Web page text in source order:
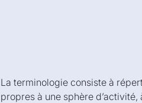
Profil
La terminologie consiste à
propres à une sphère d’activité,